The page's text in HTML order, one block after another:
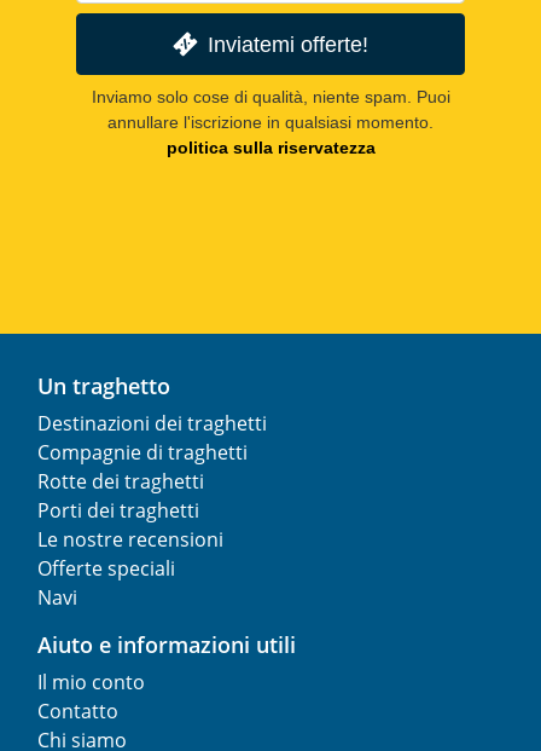
Inviatemi offerte!
Inviamo solo cose di qualità, niente spam. Puoi
annullare l'iscrizione in qualsiasi momento.
politica sulla riservatezza
Un traghetto
Destinazioni dei traghetti
Compagnie di traghetti
Rotte dei traghetti
Porti dei traghetti
Le nostre recensioni
Offerte speciali
Navi
Aiuto e informazioni utili
Il mio conto
Contatto
Chi siamo